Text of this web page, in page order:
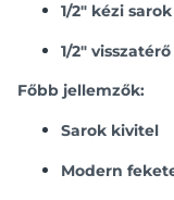
1/2″ kézi
1/2″
Főbb jellemzők:
Sarok kivitel
Modern